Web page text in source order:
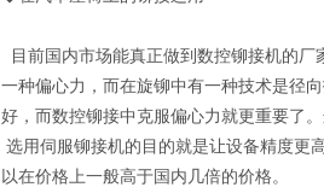
目前国内市场能真正做到数控铆接机的
一种偏心力，而在旋铆中有一种技术是径
好，而数控铆接中克服偏心力就更重要了
选用伺服铆接机的目的就是让设备精度更
以在价格上一般高于国内几倍的价格。